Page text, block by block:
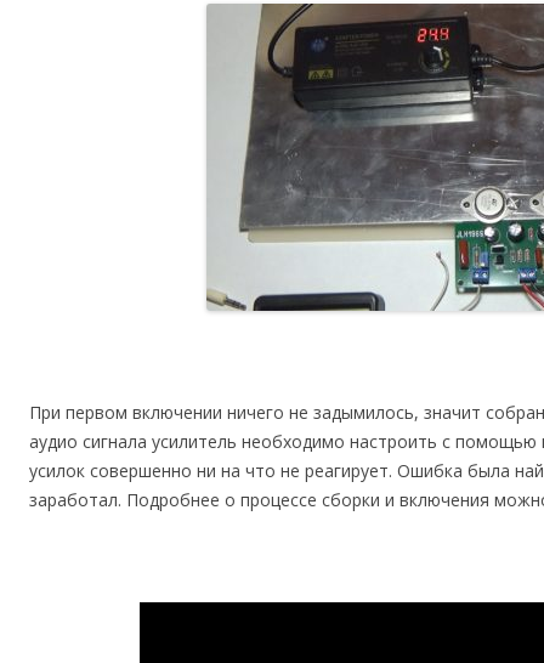
При первом включении ничего не задымилось, значит
аудио сигнала усилитель необходимо настроить с
усилок совершенно ни на что не реагирует. Ошибка была
заработал. Подробнее о процессе сборки и включения